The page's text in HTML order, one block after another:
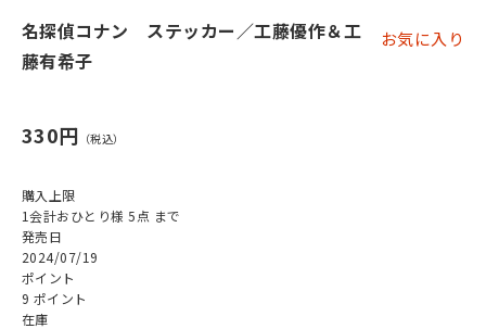
名探偵コナン ステッカー／工藤優作＆工
藤有希子
お気に入り
330円
購入上限
1会計おひとり様 5点 まで
発売日
2024/07/19
ポイント
9 ポイント
在庫